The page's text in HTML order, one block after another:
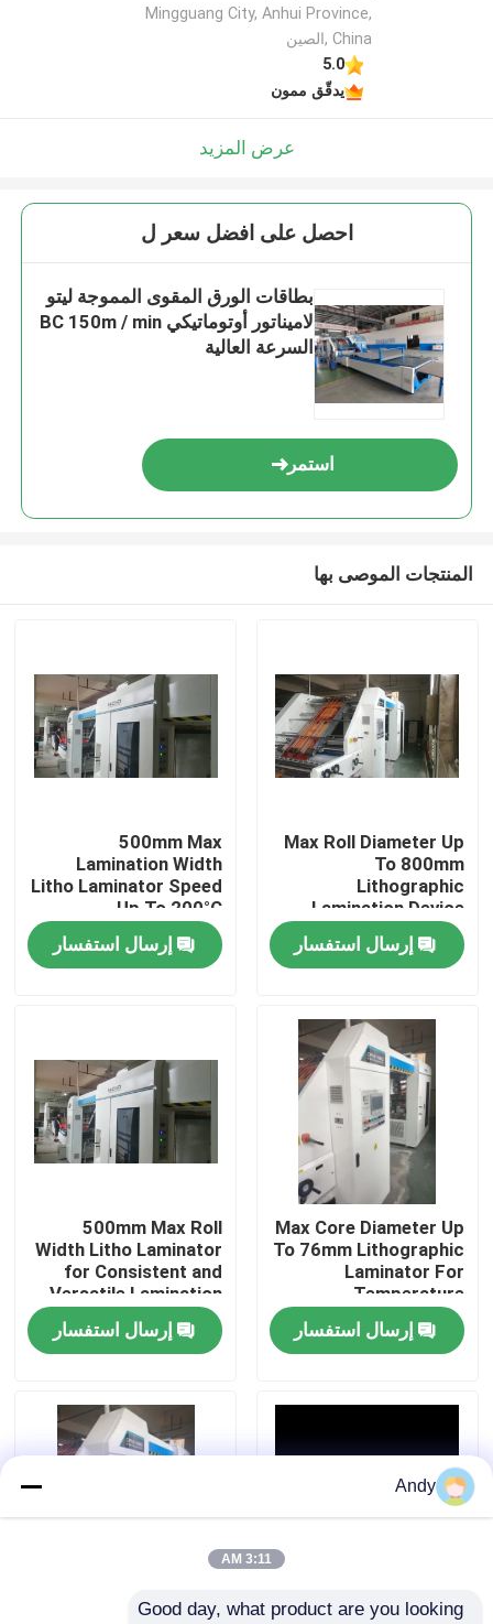
منتجات
عرض الواقع الافتراضي
معلومات عنا
جولة في المعمل
رقابة جودة
اتصل بنا
آلة تغليف الفلوت عالية السرعة عالية السرعة
تغليف litho
Mingguang City, Anhui Province,
China ,الصين
5.0
يدقّق ممون
عرض المزيد
احصل على افضل سعر ل
بطاقات الورق المقوى المموجة ليتو
لاميناتور أوتوماتيكي BC 150m / min
السرعة العالية
استمر
المنتجات الموصى بها
Max Roll Diameter Up
To 800mm
Lithographic
Lamination Device
إرسال استفسار
500mm Max
Lamination Width
Litho Laminator Speed
Up To 200°C
Temperature and
100m/min Max Speed
إرسال استفسار
Max Core Diameter Up
To 76mm Lithographic
Laminator For
Temperature
Lamination
إرسال استفسار
500mm Max Roll
Width Litho Laminator
for Consistent and
Versatile Lamination
Applications
إرسال استفسار
600*800 Litho
Max Film Thickness
Andy
3:11 AM
Good day, what product are you looking